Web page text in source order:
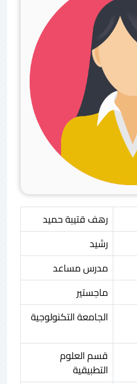
رهف قتيبة حميد
رشيد
مدرس مساعد
ماجستير
الجامعة التكنولوجية
قسم العلوم
التطبيقية